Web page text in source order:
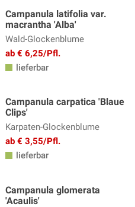
(31)
(4)
(10)
& Tiarella
(12)
(2)
(14)
Campanula latifolia var.
macrantha 'Alba'
Wald-Glockenblume
ab € 6,25/Pfl.
lieferbar
Campanula carpatica 'Blaue
Clips'
Karpaten-Glockenblume
ab € 3,55/Pfl.
lieferbar
Campanula glomerata
'Acaulis'